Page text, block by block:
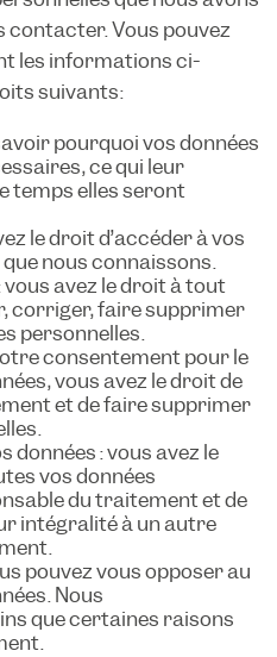
contacter. Vous pouvez
les informations ci-
suivants:
pourquoi vos données
ce qui leur
temps elles seront
le droit d’accéder à vos
nous connaissons.
avez le droit à tout
corriger, faire supprimer
personnelles.
consentement pour le
vous avez le droit de
et de faire supprimer
: vous avez le
vos données
du traitement et de
intégralité à un autre
pouvez vous opposer au
Nous
que certaines raisons